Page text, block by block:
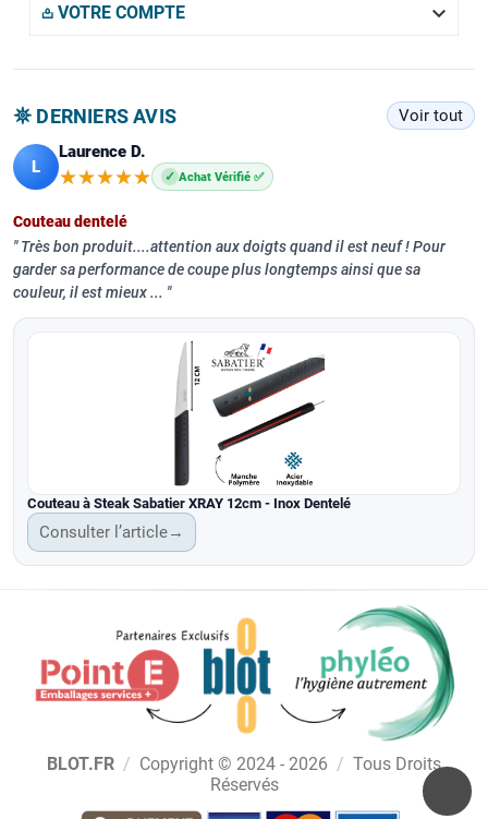
𖡌 VOTRE COMPTE 
𖤓 DERNIERS AVIS Voir tout
L
Laurence D.
★★★★★
★★★★★ ✓ Achat Vérifié ✅
Couteau dentelé
Très bon produit....attention aux doigts quand il est neuf ! Pour
garder sa performance de coupe plus longtemps ainsi que sa
couleur, il est mieux ...
Couteau à Steak Sabatier XRAY 12cm - Inox Dentelé
Consulter l’article→
BLOT.FR / Copyright © 2024 - 2026 / Tous Droits
Réservés